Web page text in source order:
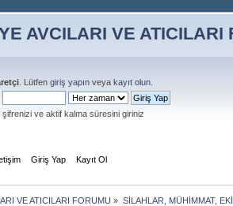
. Lütfen giriş yapın veya kayıt olun
şifrenizi ve aktif kalma süresini giriniz
Giriş Yap Kayıt Ol
VE ATICILARI FORUMU » SİLAHLAR, MÜHİMMAT,